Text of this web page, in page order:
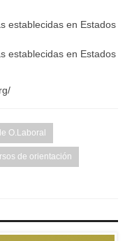
establecidas en Estados
establecidas en Estados
O.Laboral
de orientación